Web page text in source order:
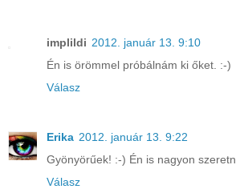
implildi 2012. január 13. 9:10
Én is örömmel próbálnám ki őket. :-)
Válasz
Erika 2012. január 13. 9:22
Gyönyörűek! :-) Én is nagyon
Válasz